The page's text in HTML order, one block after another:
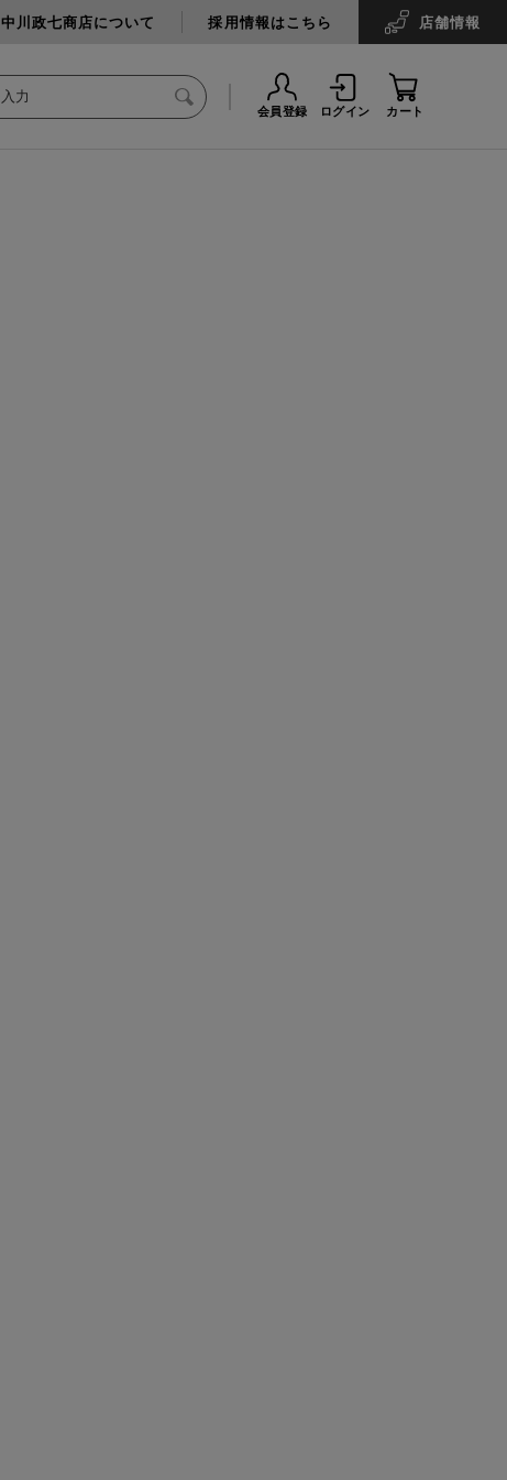
中川政七商店について 採用情報はこちら 店舗情報
会員登録 ログイン カート